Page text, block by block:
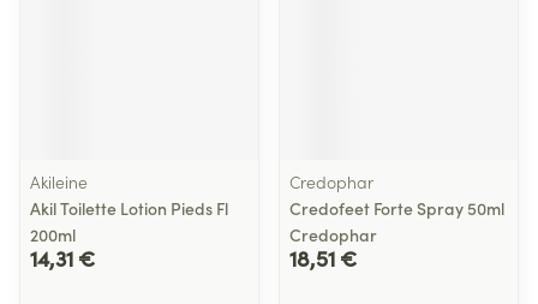
Akileine
Akil Toilette Lotion Pieds Fl
200ml
14,31 €
Credophar
Credofeet Forte Spray 50ml
Credophar
18,51 €